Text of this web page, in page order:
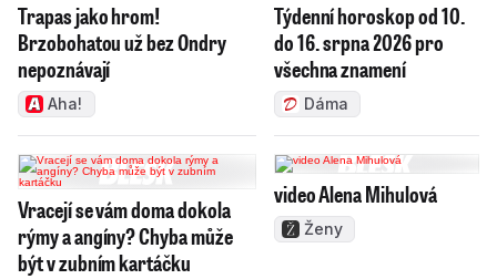
Trapas jako hrom!
Brzobohatou už bez Ondry
nepoznávají
Aha!
Týdenní horoskop od 10.
do 16. srpna 2026 pro
všechna znamení
Dáma
Vracejí se vám doma dokola
rýmy a angíny? Chyba může
být v zubním kartáčku
video Alena Mihulová
Ženy